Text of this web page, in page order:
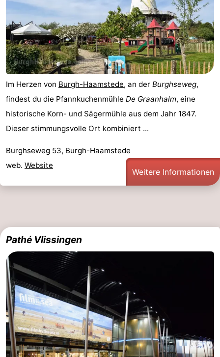
Im Herzen von Burgh-Haamstede, an der Burghseweg,
findest du die Pfannkuchenmühle De Graanhalm, eine
historische Korn- und Sägermühle aus dem Jahr 1847.
Dieser stimmungsvolle Ort kombiniert ...
Burghseweg 53, Burgh-Haamstede
web. Website
Weitere Informationen
Pathé Vlissingen